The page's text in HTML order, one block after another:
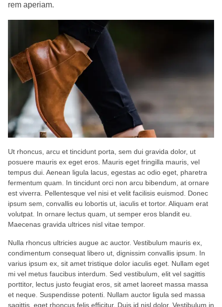
rem aperiam.
Ut rhoncus, arcu et tincidunt porta, sem dui gravida dolor, ut
posuere mauris ex eget eros. Mauris eget fringilla mauris, vel
tempus dui. Aenean ligula lacus, egestas ac odio eget, pharetra
fermentum quam. In tincidunt orci non arcu bibendum, at ornare
est viverra. Pellentesque vel nisi et velit facilisis euismod. Donec
ipsum sem, convallis eu lobortis ut, iaculis et tortor. Aliquam erat
volutpat. In ornare lectus quam, ut semper eros blandit eu.
Maecenas gravida ultrices nisl vitae tempor.
Nulla rhoncus ultricies augue ac auctor. Vestibulum mauris ex,
condimentum consequat libero ut, dignissim convallis ipsum. In
varius ipsum ex, sit amet tristique dolor iaculis eget. Nullam eget
mi vel metus faucibus interdum. Sed vestibulum, elit vel sagittis
porttitor, lectus justo feugiat eros, sit amet laoreet massa massa
et neque. Suspendisse potenti. Nullam auctor ligula sed massa
sagittis, eget rhoncus felis efficitur. Duis id nisl dolor. Vestibulum in